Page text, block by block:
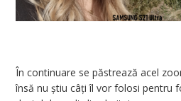
În continuare se păstrează acel
însă nu știu câți îl vor folosi pentru